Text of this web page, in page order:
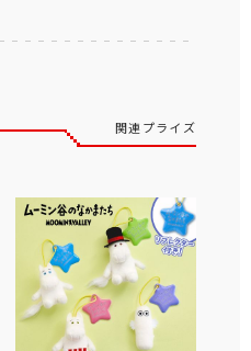
関連プライズ